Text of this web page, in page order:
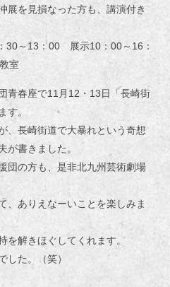
展を見損なった方も、講演付き
30～13：00 展示10：00～16：
室
青春座で11月12・13日「長崎街
す。
、長崎街道で大暴れという奇想
が書きました。
団の方も、是非北九州芸術劇場
、ありえなーいことを楽しみま
を解きほぐしてくれます。
した。（笑）